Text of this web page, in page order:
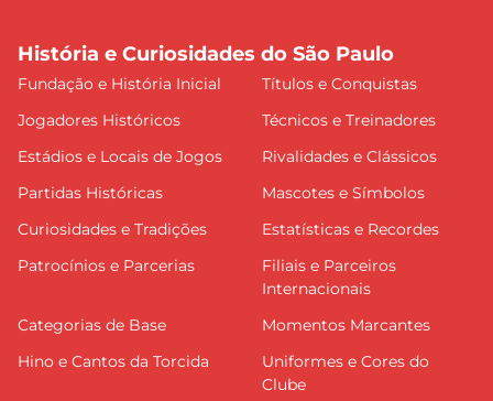
História e Curiosidades do São Paulo
Fundação e História Inicial
Títulos e Conquistas
Jogadores Históricos
Técnicos e Treinadores
Estádios e Locais de Jogos
Rivalidades e Clássicos
Partidas Históricas
Mascotes e Símbolos
Curiosidades e Tradições
Estatísticas e Recordes
Patrocínios e Parcerias
Filiais e Parceiros
Internacionais
Categorias de Base
Momentos Marcantes
Hino e Cantos da Torcida
Uniformes e Cores do
Clube